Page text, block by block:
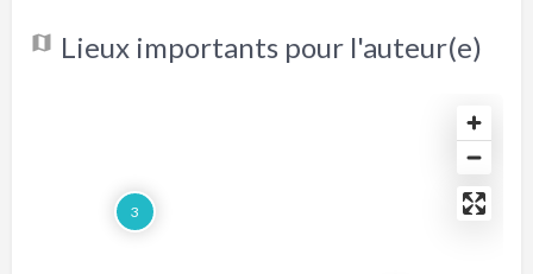
Lieux importants pour l'auteur(e)
3